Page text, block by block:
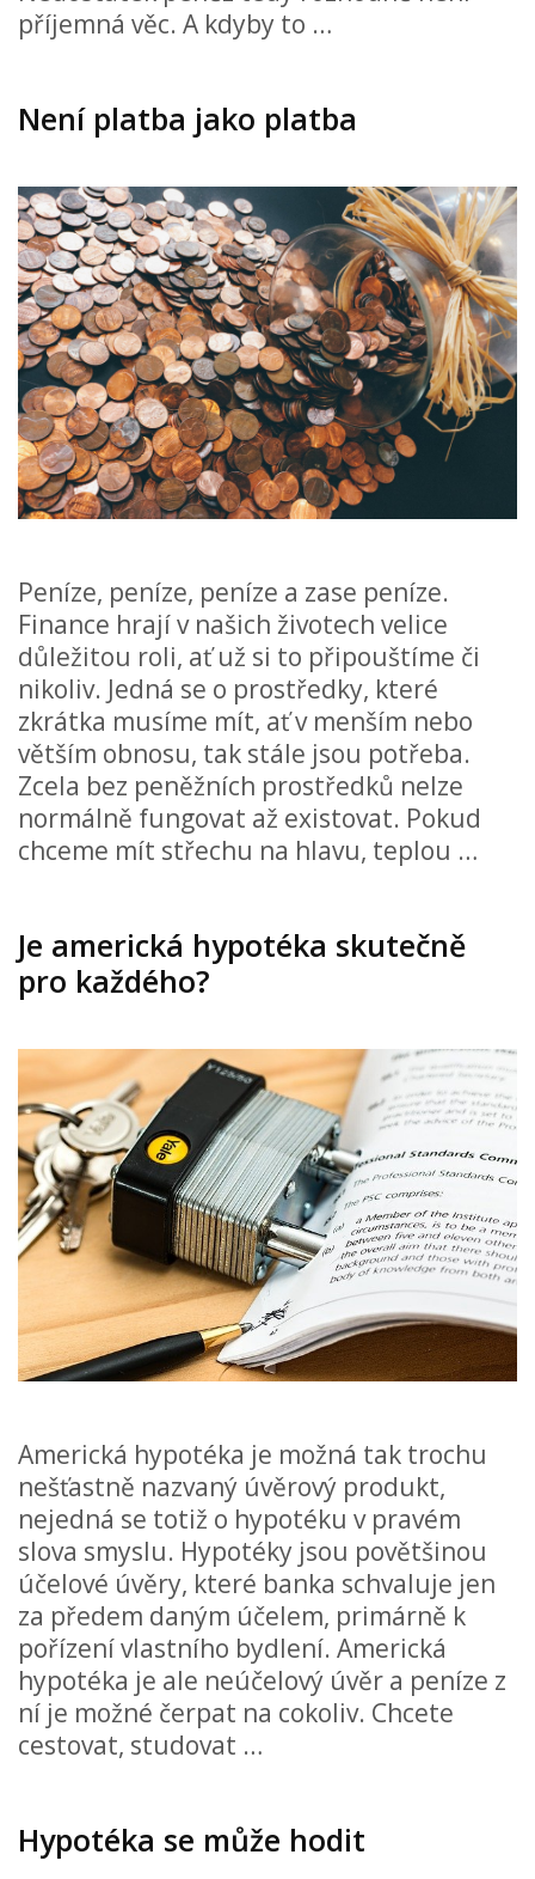
příjemná věc. A kdyby to …
Není platba jako platba
Peníze, peníze, peníze a zase peníze.
Finance hrají v našich životech velice
důležitou roli, ať už si to připouštíme či
nikoliv. Jedná se o prostředky, které
zkrátka musíme mít, ať v menším nebo
větším obnosu, tak stále jsou potřeba.
Zcela bez peněžních prostředků nelze
normálně fungovat až existovat. Pokud
chceme mít střechu na hlavu, teplou …
Je americká hypotéka skutečně
pro každého?
Americká hypotéka je možná tak trochu
nešťastně nazvaný úvěrový produkt,
nejedná se totiž o hypotéku v pravém
slova smyslu. Hypotéky jsou povětšinou
účelové úvěry, které banka schvaluje jen
za předem daným účelem, primárně k
pořízení vlastního bydlení. Americká
hypotéka je ale neúčelový úvěr a peníze z
ní je možné čerpat na cokoliv. Chcete
cestovat, studovat …
Hypotéka se může hodit